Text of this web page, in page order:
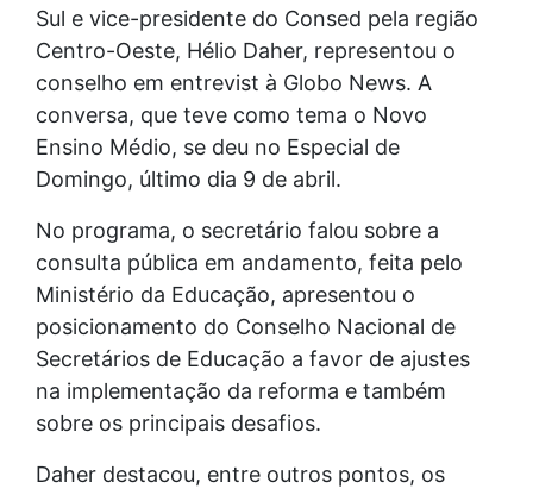
Sul e vice-presidente do Consed pela região
Centro-Oeste, Hélio Daher, representou o
conselho em entrevist à Globo News. A
conversa, que teve como tema o Novo
Ensino Médio, se deu no Especial de
Domingo, último dia 9 de abril.
No programa, o secretário falou sobre a
consulta pública em andamento, feita pelo
Ministério da Educação, apresentou o
posicionamento do Conselho Nacional de
Secretários de Educação a favor de ajustes
na implementação da reforma e também
sobre os principais desafios.
Daher destacou, entre outros pontos, os